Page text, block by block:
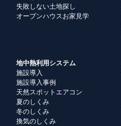
失敗しない土地探し
オープンハウスお家見学
地中熱利用システム
施設導入
施設導入事例
天然スポットエアコン
夏のしくみ
冬のしくみ
換気のしくみ